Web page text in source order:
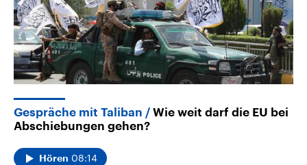
Gespräche mit Taliban
Wie weit darf die EU bei
Abschiebungen gehen?
Hören 08:14